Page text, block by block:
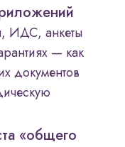
ИДС, анкеты
— как
документов
«общего